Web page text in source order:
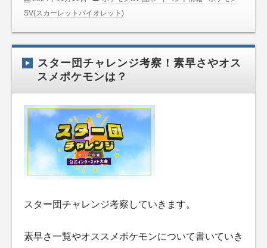
SV(スカーレットバイオレット)
スター団チャレンジ考察！素早さやオス
スメポケモンは？
スター団チャレンジ考察していきます。
素早さ一覧やオススメポケモンについて書いていき